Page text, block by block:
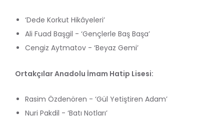
‘Dede Korkut Hikâyeleri’
Ali Fuad Başgil - ‘Gençlerle Baş Başa’
Cengiz Aytmatov - ‘Beyaz Gemi’
Ortakçılar Anadolu İmam Hatip Lisesi:
Rasim Özdenören - ‘Gül Yetiştiren Adam’
Nuri Pakdil - ‘Batı Notları’